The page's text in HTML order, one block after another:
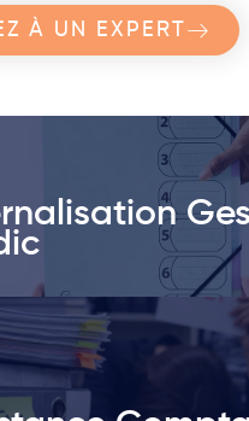
À UN EXPERT